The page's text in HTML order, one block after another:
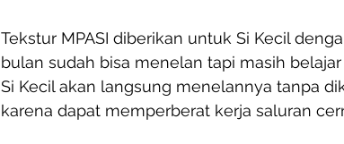
Tekstur MPASI diberikan untuk Si Kecil
bulan sudah bisa menelan tapi masih
Si Kecil akan langsung menelannya tanpa
karena dapat memperberat kerja saluran